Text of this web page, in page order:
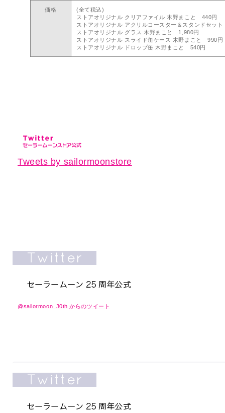
価格
(全て税込)
ストアオリジナル クリアファイル 木野まこと 440円
ストアオリジナル アクリルコースター＆スタンドセッ
ストアオリジナル グラス 木野まこと 1,980円
ストアオリジナル スライド缶ケース 木野まこと 990円
ストアオリジナル ドロップ缶 木野まこと 540円
Tweets by sailormoonstore
@sailormoon_30th からのツイート